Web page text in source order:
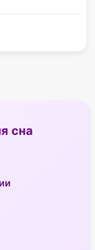
сна